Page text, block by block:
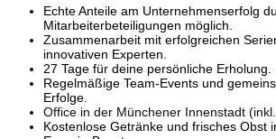
Echte Anteile am Unternehmenserfolg
Mitarbeiterbeteiligungen möglich.
Zusammenarbeit mit erfolgreichen
innovativen Experten.
27 Tage für deine persönliche Erholung.
Regelmäßige Team-Events und
Erfolge.
Office in der Münchener Innenstadt
Kostenlose Getränke und frisches Obst